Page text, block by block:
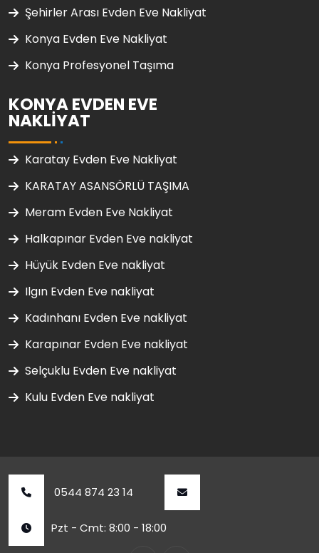
Şehirler Arası Evden Eve Nakliyat
Konya Evden Eve Nakliyat
Konya Profesyonel Taşıma
KONYA EVDEN EVE
NAKLIYAT
Karatay Evden Eve Nakliyat
KARATAY ASANSÖRLÜ TAŞIMA
Meram Evden Eve Nakliyat
Halkapınar Evden Eve nakliyat
Hüyük Evden Eve nakliyat
Ilgın Evden Eve nakliyat
Kadınhanı Evden Eve nakliyat
Karapınar Evden Eve nakliyat
Selçuklu Evden Eve nakliyat
Kulu Evden Eve nakliyat
0544 874 23 14
Pzt - Cmt: 8:00 - 18:00